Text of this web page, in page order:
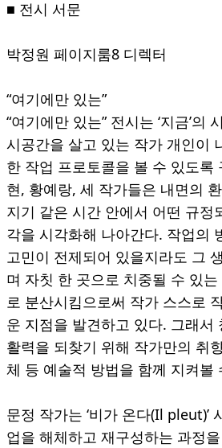
■ 전시 서문
박정원 페이지룸8 디렉터
“여기에만 있는”
“여기에만 있는” 전시는 ‘지금’의
시공간을 살고 있는 작가 개인이
한 작업 프로토콜을 볼 수 있도록
현, 황예랑, 세 작가들은 내면의
지기 같은 시간 안에서 어떤 규정
각을 시각화해 나아간다. 작업의
고민이 전제되어 있을지라도 그
며 자칫 한 곳으로 치중될 수 있
로 분산시킴으로써 작가 스스로
운 지점을 발견하고 있다. 그래서
활력을 되찾기 위해 작가만의 취
체 등 예술적 방법을 함께 지켜볼
문정 작가는 ‘비가 온다(Il pleut)’
업을 해체하고 재구성하는 과정